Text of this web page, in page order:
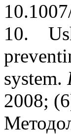
10.
system.
2008;